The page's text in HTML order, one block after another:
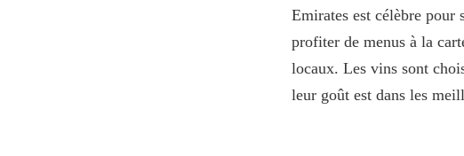
Emirates est célèbre pour
profiter de menus à la
locaux. Les vins sont
leur goût est dans les